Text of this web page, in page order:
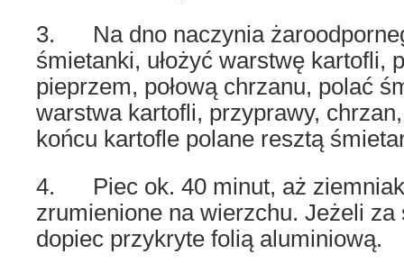
3. Na dno naczynia
śmietanki, ułożyć warstwę kartofli,
pieprzem, połową chrzanu, polać
warstwa kartofli, przyprawy,
końcu kartofle polane resztą
4. Piec ok. 40 minut, aż
zrumienione na wierzchu. Jeżeli
dopiec przykryte folią aluminiową.